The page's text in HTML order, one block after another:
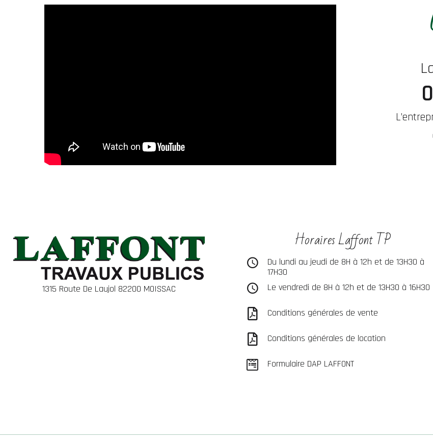
1315 Route De Laujol 82200 MOISSAC
Horaires Laffont TP
Du lundi au jeudi de 8H à 12h et de 13H30 à
17H30
Le vendredi de 8H à 12h et de 13H30 à 16H30
Conditions générales de vente
Conditions générales de location
Formulaire DAP LAFFONT